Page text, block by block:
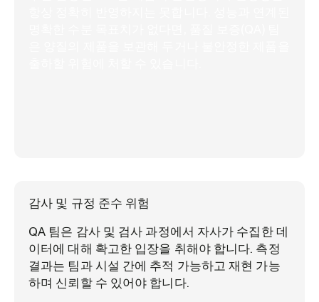
감사 및 규정 준수 위험
QA 팀은 감사 및 검사 과정에서 자사가 수집한 데
이터에 대해 확고한 입장을 취해야 합니다. 측정
결과는 팀과 시설 간에 추적 가능하고 재현 가능
하며 신뢰할 수 있어야 합니다.